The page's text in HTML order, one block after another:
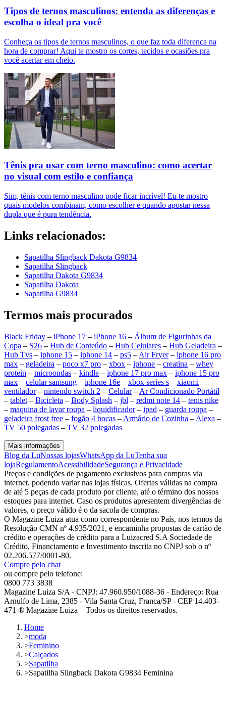
Tipos de ternos masculinos: entenda as diferenças e
escolha o ideal pra você
Conheça os tipos de ternos masculinos, o que faz toda diferença na
hora de comprar! Aqui te mostro os cortes, tecidos e ocasiões pra
você acertar em cheio.
Tênis pra usar com terno masculino: como acertar
no visual com estilo e confiança
Sim, tênis com terno masculino pode ficar incrível! Eu te mostro
quais modelos combinam, como escolher e quando apostar nessa
dupla que é pura tendência.
Links relacionados:
Sapatilha Slingback Dakota G9834
Sapatilha Slingback
Sapatilha Dakota G9834
Sapatilha Dakota
Sapatilha G9834
Termos mais procurados
Black Friday – iPhone 17 – iPhone 16 – Álbum de Figurinhas da
Copa – S26 – Hub de Conteúdo – Hub Celulares – Hub Geladeira –
Hub Tvs – iphone 15 – iphone 14 – ps5 – Air Fryer– iphone 16 pro
max – geladeira – poco x7 pro – xbox – iphone – creatina – whey
protein – microondas – kindle – iphone 17 pro max – iphone 15 pro
max – celular samsung – iphone 16e – xbox series s – xiaomi –
ventilador– nintendo switch 2 – Celular– Ar Condicionado Portátil
– tablet – Bicicleta – Body Splash – jbl – redmi note 14 – tenis nike
– maquina de lavar roupa – liquidificador– ipad – guarda roupa –
geladeira frost free – fogão 4 bocas – Armário de Cozinha – Alexa –
TV 50 polegadas – TV 32 polegadas
Mais informações
Blog da LuNossas lojasWhatsApp da LuTenha sua
lojaRegulamentoAcessibilidadeSegurança e Privacidade
Preços e condições de pagamento exclusivos para compras via
internet, podendo variar nas lojas físicas. Ofertas válidas na compra
de até 5 peças de cada produto por cliente, até o término dos nossos
estoques para internet. Caso os produtos apresentem divergências de
valores, o preço válido é o da sacola de compras.
O Magazine Luiza atua como correspondente no País, nos termos da
Resolução CMN nº 4.935/2021, e encaminha propostas de cartão de
crédito e operações de crédito para a Luizacred S.A Sociedade de
Crédito, Financiamento e Investimento inscrita no CNPJ sob o nº
02.206.577/0001-80.
Compre pelo chat
ou compre pelo telefone:
0800 773 3838
Magazine Luiza S/A - CNPJ: 47.960.950/1088-36 - Endereço: Rua
Arnulfo de Lima, 2385 - Vila Santa Cruz, Franca/SP - CEP 14.403-
471 ® Magazine Luiza – Todos os direitos reservados.
Home
>moda
>Feminino
>Calçados
>Sapatilha
>Sapatilha Slingback Dakota G9834 Feminina